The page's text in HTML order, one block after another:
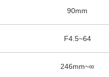
90mm
F4.5~64
246mm~∞